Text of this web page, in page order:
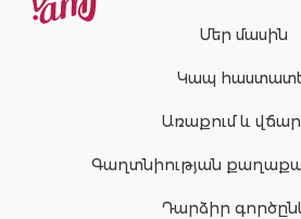
Մեր մասին
Կապ
Առաքում և
Գաղտնիության
Դարձիր